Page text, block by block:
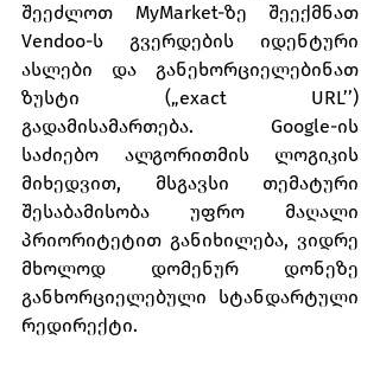
შეეძლოთ MyMarket-ზე შეექმნათ
Vendoo-ს გვერდების იდენტური
ასლები და განეხორციელებინათ
ზუსტი („exact URL’’)
გადამისამართება. Google-ის
საძიებო ალგორითმის ლოგიკის
მიხედვით, მსგავსი თემატური
შესაბამისობა უფრო მაღალი
პრიორიტეტით განიხილება, ვიდრე
მხოლოდ დომენურ დონეზე
განხორციელებული სტანდარტული
რედირექტი.